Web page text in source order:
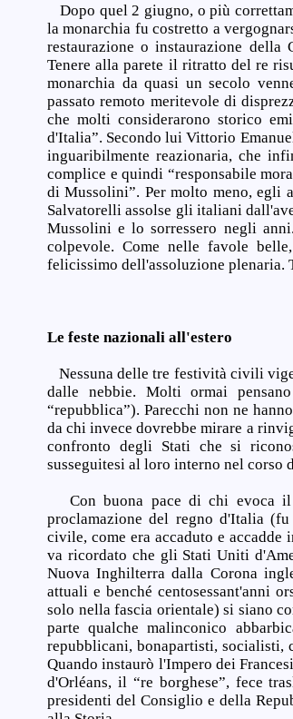
Dopo quel 2 giugno, o più
la monarchia fu costretto a
restaurazione o instaurazione
Tenere alla parete il ritratto del re
monarchia da quasi un secolo
passato remoto meritevole di
che molti considerarono storico
d'Italia”. Secondo lui Vittorio
inguaribilmente reazionaria, che
complice e quindi “responsabile
di Mussolini”. Per molto meno, egli
Salvatorelli assolse gli italiani
Mussolini e lo sorressero negli
colpevole. Come nelle favole
felicissimo dell'assoluzione plenaria.
Le feste nazionali all'estero
Nessuna delle tre festività civili
dalle nebbie. Molti ormai
“repubblica”). Parecchi non ne
da chi invece dovrebbe mirare a
confronto degli Stati che si
susseguitesi al loro interno nel corso
Con buona pace di chi evoca il
proclamazione del regno d'Italia
civile, come era accaduto e
va ricordato che gli Stati Uniti
Nuova Inghilterra dalla Corona
attuali e benché centosessant'anni
solo nella fascia orientale) si siano
parte qualche malinconico
repubblicani, bonapartisti, socialisti,
Quando instaurò l'Impero dei
d'Orléans, il “re borghese”, fece
presidenti del Consiglio e della